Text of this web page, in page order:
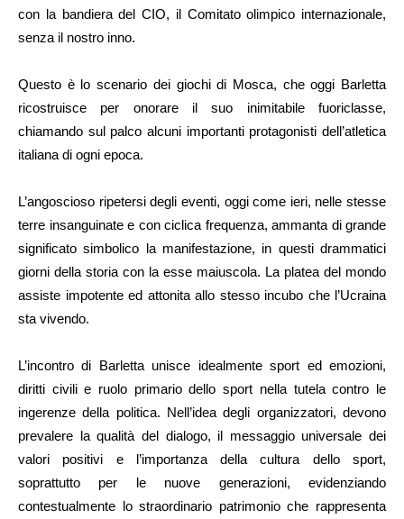
con la bandiera del CIO, il Comitato olimpico internazionale,
senza il nostro inno.
Questo è lo scenario dei giochi di Mosca, che oggi Barletta
ricostruisce per onorare il suo inimitabile fuoriclasse,
chiamando sul palco alcuni importanti protagonisti dell’atletica
italiana di ogni epoca.
L’angoscioso ripetersi degli eventi, oggi come ieri, nelle stesse
terre insanguinate e con ciclica frequenza, ammanta di grande
significato simbolico la manifestazione, in questi drammatici
giorni della storia con la esse maiuscola. La platea del mondo
assiste impotente ed attonita allo stesso incubo che l’Ucraina
sta vivendo.
L’incontro di Barletta unisce idealmente sport ed emozioni,
diritti civili e ruolo primario dello sport nella tutela contro le
ingerenze della politica. Nell’idea degli organizzatori, devono
prevalere la qualità del dialogo, il messaggio universale dei
valori positivi e l’importanza della cultura dello sport,
soprattutto per le nuove generazioni, evidenziando
contestualmente lo straordinario patrimonio che rappresenta